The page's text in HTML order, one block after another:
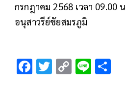
กรกฎาคม 2568 เวลา
อนุสาวรีย์ชัยสมรภูมิ
F T C Li